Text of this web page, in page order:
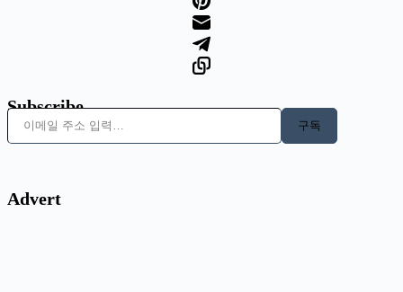
Subscribe
이메일 주소 입력…
구독
Advert